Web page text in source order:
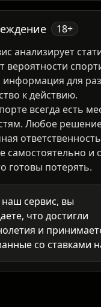
анализирует
вероятности
информация для
к действию.
всегда есть
Любое решение
самостоятельно и
готовы потерять.
сервис, вы
что достигли
и
со ставками